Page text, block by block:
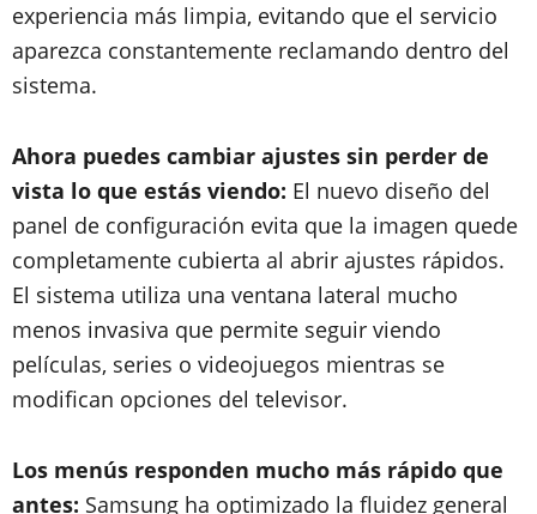
experiencia más limpia, evitando que el servicio
aparezca constantemente reclamando dentro del
sistema.
Ahora puedes cambiar ajustes sin perder de
vista lo que estás viendo: El nuevo diseño del
panel de configuración evita que la imagen quede
completamente cubierta al abrir ajustes rápidos.
El sistema utiliza una ventana lateral mucho
menos invasiva que permite seguir viendo
películas, series o videojuegos mientras se
modifican opciones del televisor.
Los menús responden mucho más rápido que
antes: Samsung ha optimizado la fluidez general